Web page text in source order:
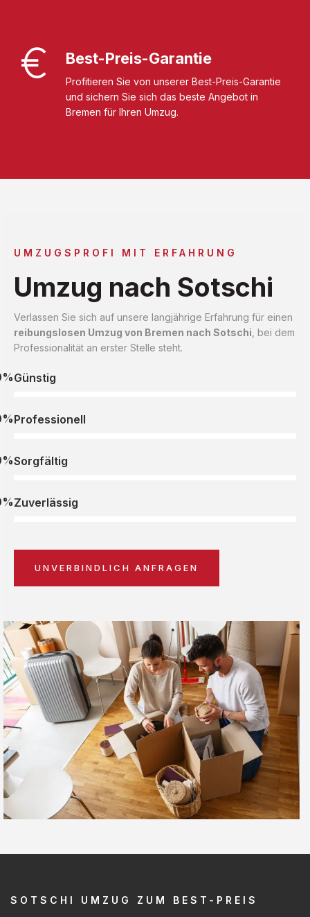
Best-Preis-Garantie
Profitieren Sie von unserer Best-Preis-Garantie
und sichern Sie sich das beste Angebot in
Bremen für Ihren Umzug.
UMZUGSPROFI MIT ERFAHRUNG
Umzug nach Sotschi
Verlassen Sie sich auf unsere langjährige Erfahrung für einen
reibungslosen Umzug von Bremen nach Sotschi , bei dem
Professionalität an erster Stelle steht.
Günstig
Professionell
Sorgfältig
Zuverlässig
UNVERBINDLICH ANFRAGEN
SOTSCHI UMZUG ZUM BEST-PREIS